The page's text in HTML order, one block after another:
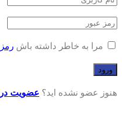
مرا به خاطر داشته باش
هنوز عضو نشده اید؟ عضویت